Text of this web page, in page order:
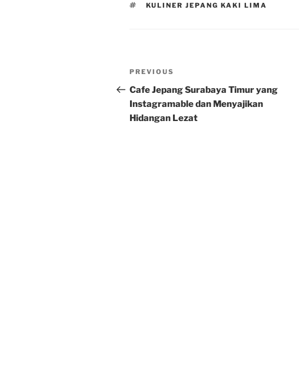
TAGS
KULINER JEPANG KAKI LIMA
Post
navigation
Previous
Post
PREVIOUS
Cafe Jepang Surabaya Timur yang
Instagramable dan Menyajikan
Hidangan Lezat